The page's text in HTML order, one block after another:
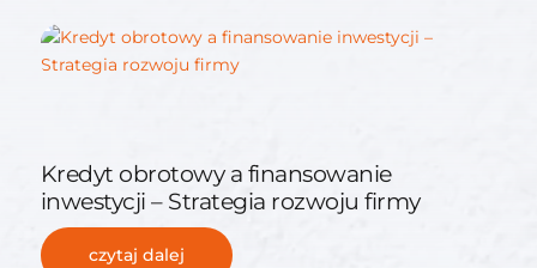
Kredyt obrotowy a finansowanie
inwestycji – Strategia rozwoju firmy
czytaj dalej